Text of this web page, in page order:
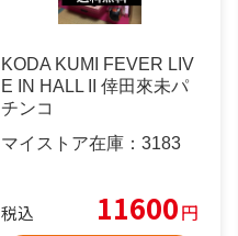
KODA KUMI FEVER LIV
E IN HALL II 倖田來未パ
チンコ
マイストア在庫： 3183
税込 11600円